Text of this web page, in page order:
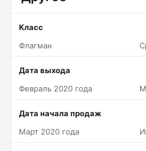
Класс
Флагман
Дата выхода
Февраль 2020 года
Дата начала продаж
Март 2020 года